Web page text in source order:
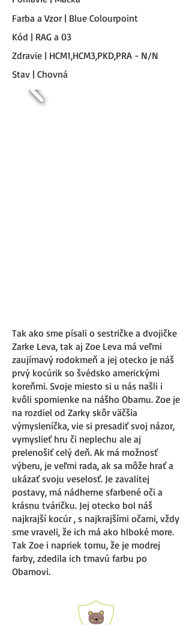
Farba a Vzor | Blue Colourpoint
Kód | RAG a 03
Zdravie | HCM1,HCM3,PKD,PRA - N/N
Stav | Chovná
Tak ako sme písali o sestričke a dvojičke
Zarke Leva, tak aj Zoe Leva má veľmi
zaujímavý rodokmeň a jej otecko je náš
prvý kocúrik so švédsko americkými
koreňmi. Svoje miesto si u nás našli i
kvôli spomienke na nášho Obamu. Zoe je
na rozdiel od Zarky skôr väčšia
výmysleníčka, vie si presadiť svoj názor,
vymyslieť hru či neplechu ale aj
prelenošiť celý deň. Ak má možnosť
výberu, je veľmi rada, ak sa môže hrať a
ukázať svoju veselosť. Je zavalitej
postavy, má nádherne sfarbené oči a
krásnu tváričku. Jej otecko bol náš
najkrajší kocúr , s najkrajšími očami, vždy
sme vraveli, že ich má ako hlboké more.
Tak Zoe i napriek tomu, že je modrej
farby, zdedila ich tmavú farbu po
Obamovi.